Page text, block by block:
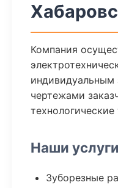
Компания
индивидуальным
чертежами
Наши услуги
Зуборезные